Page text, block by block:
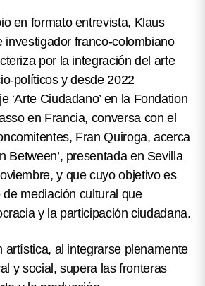
en formato entrevista, Klaus
investigador franco-colombiano
por la integración del arte
políticos y desde 2022
‘Arte Ciudadano’ en la Fondation
en Francia, conversa con el
Fran Quiroga, acerca
Between’, presentada en Sevilla
y que cuyo objetivo es
de mediación cultural que
y la participación ciudadana.
artística, al integrarse plenamente
y social, supera las fronteras